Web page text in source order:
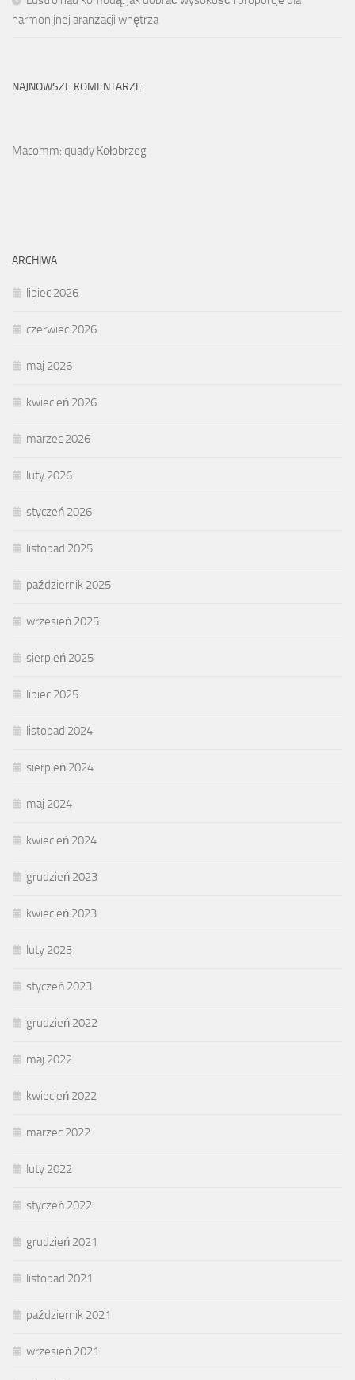
harmonijnej aranżacji wnętrza
NAJNOWSZE KOMENTARZE
Macomm: quady Kołobrzeg
ARCHIWA
lipiec 2026
czerwiec 2026
maj 2026
kwiecień 2026
marzec 2026
luty 2026
styczeń 2026
listopad 2025
październik 2025
wrzesień 2025
sierpień 2025
lipiec 2025
listopad 2024
sierpień 2024
maj 2024
kwiecień 2024
grudzień 2023
kwiecień 2023
luty 2023
styczeń 2023
grudzień 2022
maj 2022
kwiecień 2022
marzec 2022
luty 2022
styczeń 2022
grudzień 2021
listopad 2021
październik 2021
wrzesień 2021